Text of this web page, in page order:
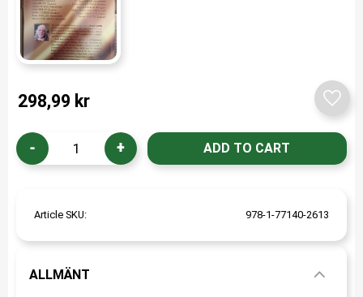
298,99 kr
+
-
Add
Article SKU 978-1-77140-2613
ALLMÄNT